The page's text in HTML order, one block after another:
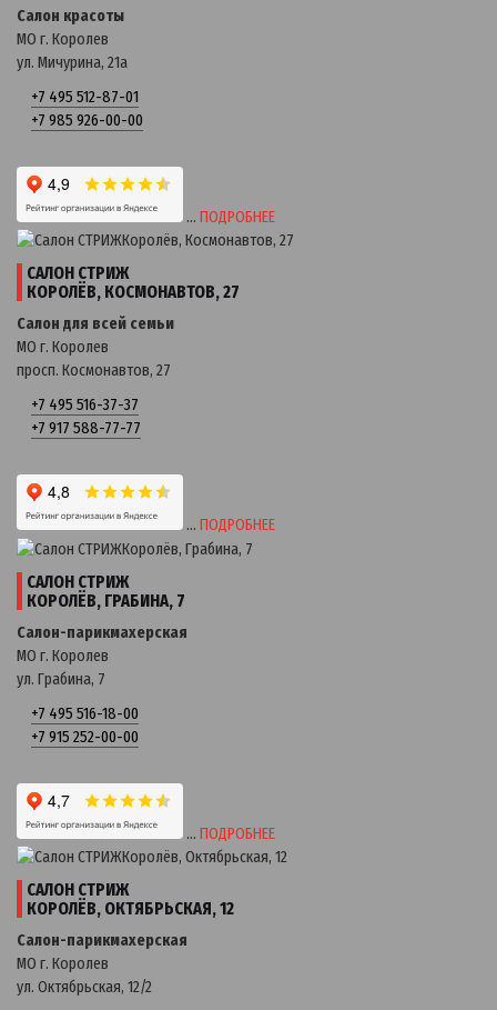
Салон красоты
МО г. Королев
ул. Мичурина, 21a
+7 495 512-87-01
+7 985 926-00-00
… ПОДРОБНЕЕ
САЛОН СТРИЖ
КОРОЛЁВ, КОСМОНАВТОВ, 27
Салон для всей семьи
МО г. Королев
просп. Космонавтов, 27
+7 495 516-37-37
+7 917 588-77-77
… ПОДРОБНЕЕ
САЛОН СТРИЖ
КОРОЛЁВ, ГРАБИНА, 7
Салон-парикмахерская
МО г. Королев
ул. Грабина, 7
+7 495 516-18-00
+7 915 252-00-00
… ПОДРОБНЕЕ
САЛОН СТРИЖ
КОРОЛЁВ, ОКТЯБРЬСКАЯ, 12
Салон-парикмахерская
МО г. Королев
ул. Октябрьская, 12/2